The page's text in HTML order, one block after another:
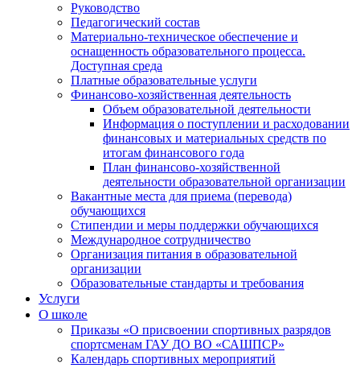
Руководство
Педагогический состав
Материально-техническое обеспечение и
оснащенность образовательного процесса.
Доступная среда
Платные образовательные услуги
Финансово-хозяйственная деятельность
Объем образовательной деятельности
Информация о поступлении и расходовании
финансовых и материальных средств по
итогам финансового года
План финансово-хозяйственной
деятельности образовательной организации
Вакантные места для приема (перевода)
обучающихся
Стипендии и меры поддержки обучающихся
Международное сотрудничество
Организация питания в образовательной
организации
Образовательные стандарты и требования
Услуги
О школе
Приказы «О присвоении спортивных разрядов
спортсменам ГАУ ДО ВО «САШПСР»
Календарь спортивных мероприятий